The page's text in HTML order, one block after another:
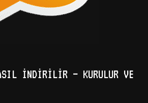
İNDIRILIR – KURULUR VE